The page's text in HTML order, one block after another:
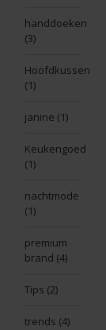
handdoeken
(3)
Hoofdkussen
(1)
janine (1)
Keukengoed
(1)
nachtmode
(1)
premium
brand (4)
Tips (2)
trends (4)